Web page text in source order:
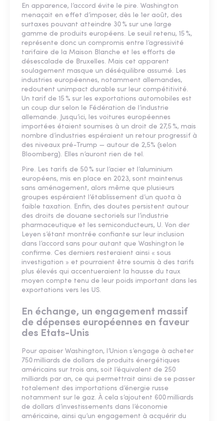
En apparence, l’accord évite le pire. Washington
menaçait en effet d’imposer, dès le 1er août, des
surtaxes pouvant atteindre 30 % sur une large
gamme de produits européens. Le seuil retenu, 15 %,
représente donc un compromis entre l’agressivité
tarifaire de la Maison Blanche et les efforts de
désescalade de Bruxelles. Mais cet apparent
soulagement masque un déséquilibre assumé. Les
industries européennes, notamment allemandes,
redoutent unimpact durable sur leur compétitivité.
Un tarif de 15 % sur les exportations automobiles est
un coup dur selon le Fédération de l’industrie
allemande. Jusqu’ici, les voitures européennes
importées étaient soumises à un droit de 27,5 %, mais
nombre d’industries espéraient un retour progressif à
des niveaux pré-Trump — autour de 2,5% (selon
Bloomberg). Elles n’auront rien de tel.
Pire. Les tarifs de 50 % sur l’acier et l’aluminium
européens, mis en place en 2023, sont maintenus
sans aménagement, alors même que plusieurs
groupes espéraient l’établissement d’un quota à
faible taxation. Enfin, des doutes persistent autour
des droits de douane sectoriels sur l’industrie
pharmaceutique et les semiconducteurs, U. Von der
Leyen s’étant montrée confiante sur leur inclusion
dans l’accord sans pour autant que Washington le
confirme. Ces derniers resteraient ainsi « sous
investigation » et pourraient être soumis à des tarifs
plus élevés qui accentueraient la hausse du taux
moyen compte tenu de leur poids important dans les
exportations vers les US.
En échange, un engagement massif
de dépenses européennes en faveur
des Etats-Unis
Pour apaiser Washington, l’Union s’engage à acheter
750 milliards de dollars de produits énergétiques
américains sur trois ans, soit l’équivalent de 250
milliards par an, ce qui permettrait ainsi de se passer
totalement des importations d’énergie russe
notamment sur le gaz. À cela s’ajoutent 600 milliards
de dollars d’investissements dans l’économie
américaine, ainsi qu’un engagement à acquérir du